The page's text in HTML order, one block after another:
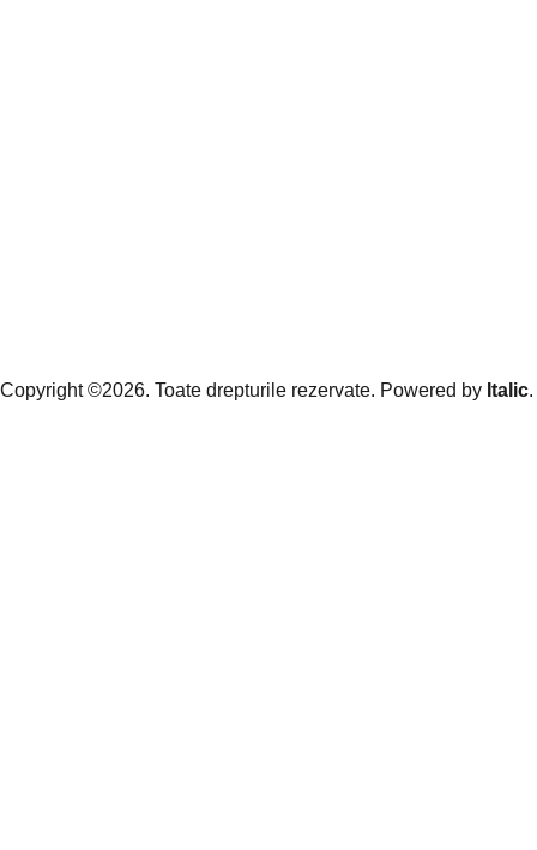
Copyright ©2026. Toate drepturile rezervate. Powered by Italic.